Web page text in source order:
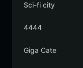
Sci-fi city
4444
Giga Cate